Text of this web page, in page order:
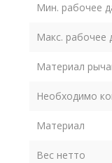
Мин. рабочее
Макс. рабочее
Материал
Необходимо
Материал
Вес нетто